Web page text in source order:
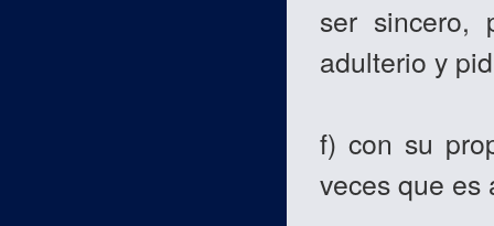
ser sincero,
adulterio y
f) con su
veces que es